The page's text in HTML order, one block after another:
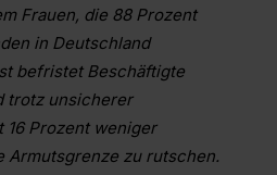
Frauen, die 88 Prozent
in Deutschland
befristet Beschäftigte
trotz unsicherer
16 Prozent weniger
Armutsgrenze zu rutschen.